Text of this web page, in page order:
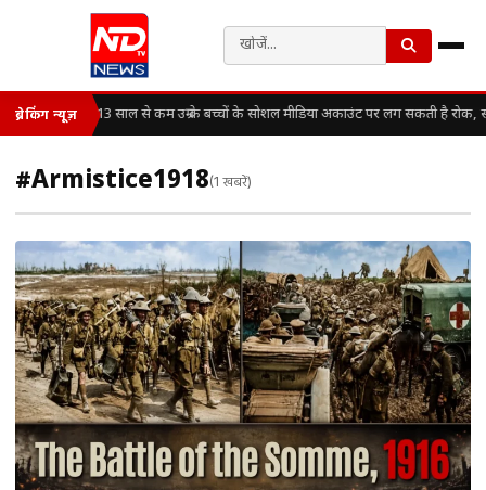
ब्रेकिंग न्यूज़ 13 साल से कम उम्र के बच्चों के सोशल मीडिया अकाउंट पर लग सकती है रोक,
#Armistice1918(1 खबरें)